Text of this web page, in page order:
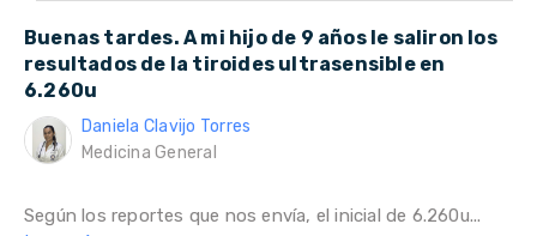
Buenas tardes. A mi hijo de 9 años le saliron los
resultados de la tiroides ultrasensible en
6.260u
Daniela Clavijo Torres
Medicina General
Según los reportes que nos envía, el inicial de 6.260u...